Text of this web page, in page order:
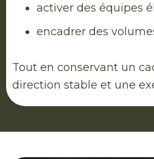
activer des équipes
encadrer des
Tout en conservant un
direction stable et une